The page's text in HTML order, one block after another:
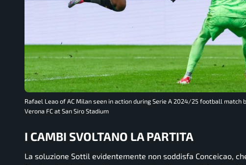
Rafael Leao of AC Milan seen in action during Serie A 2024/25 football match
Verona FC at San Siro Stadium
I CAMBI SVOLTANO LA PARTITA
La soluzione Sottil evidentemente non soddisfa Conceicao,